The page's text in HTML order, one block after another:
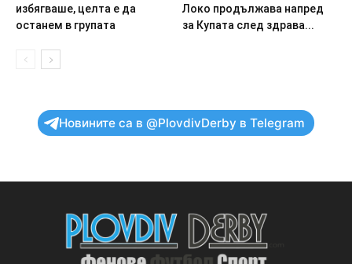
избягваше, целта е да
останем в групата
Локо продължава напред
за Купата след здрава...
Новините са в @PlovdivDerby в Telegram